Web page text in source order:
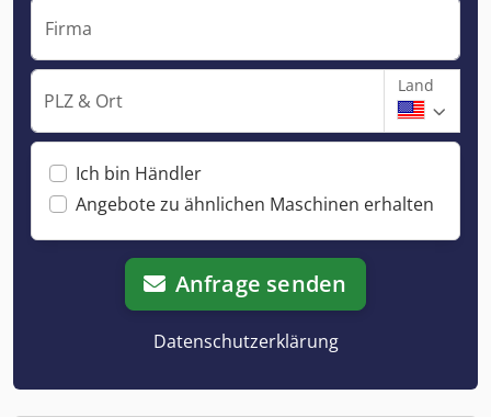
Firma
PLZ & Ort
Land
Ich bin Händler
Angebote zu ähnlichen Maschinen erhalten
Anfrage senden
Datenschutzerklärung